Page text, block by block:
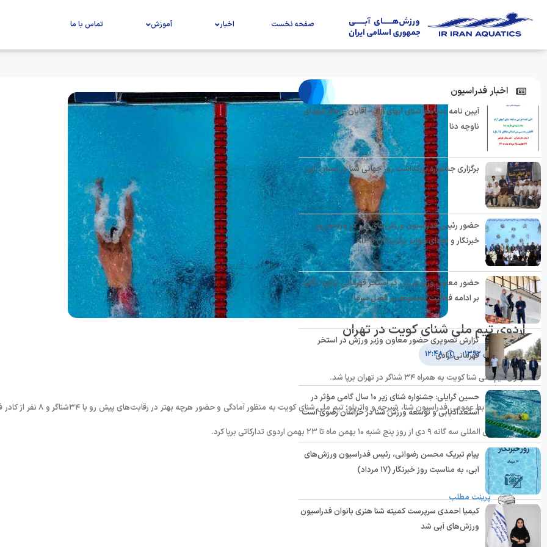
صفحه نخست اخبار آموزش تماس با ما
اردوی تیم ملی شنای کویت در تهران
۱۲ بهمن ۱۳۹۲ ۱۲:۴۸
اردوی تیم ملی شنا کویت به همراه ۳۴ شناگر در تهران برپا شد.
به گزارش روابط عمومی فدراسیون شنا، شیرجه و واترپلو؛ تیم ملی شنای کویت به منظور آمادگی و حضور هرچه بهتر در
در استخر بین المللی سه گانه ۹ دی از روز پنج شنبه ۱۰ بهمن ماه تا ۲۳ بهمن اردوی تدارکاتی برپا کرد.
انتهای پیام/
پرینت مطلب
اخبار فدراسیون
آیین نامه مسابقه شنای آبهای آزاد – آقایان – جام شهدای
ناوچه دنا
برگزاری جشنواره بزرگداشت روز جهانی شنا در استان البرز
حضور رئیس فدراسیون ورزش‌های آبی در مراسم روز
خبرنگار و اهدای جوایز برگزیدگان AIPS
حضور معاون وزیر ورزش در استخر قهرمانی آزادی؛ تأکید
بر ادامه فعالیت مجموعه در فصل سرما
گزارش تصویری حضور معاون وزیر ورزش در استخر
قهرمانی آزادی
حسین گرایلی: جشنواره شنای زیر ۱۰ سال گامی مؤثر در
استعدادیابی و توسعه ورزش شنا در خراسان رضوی است
پیام تبریک محسن رضوانی، رئیس فدراسیون ورزش‌های
آبی، به مناسبت روز خبرنگار (۱۷ مرداد)
کیمیا احمدی سرپرست کمیته شنا هنری بانوان فدراسیون
ورزش‌های آبی شد